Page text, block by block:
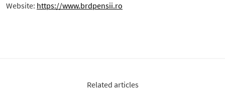
Website: https://www.brdpensii.ro
Related articles